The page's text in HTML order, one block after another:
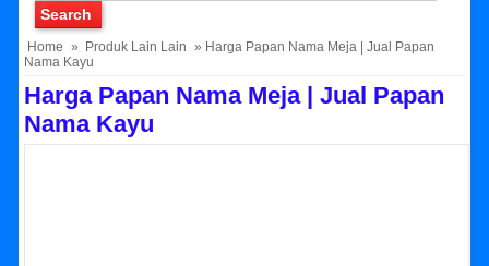
Home » Produk Lain Lain » Harga Papan Nama Meja | Jual Papan
Nama Kayu
Harga Papan Nama Meja | Jual Papan
Nama Kayu